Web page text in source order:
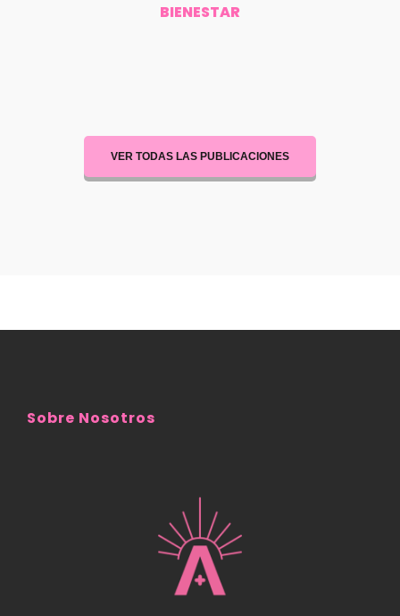
BIENESTAR
VER TODAS LAS PUBLICACIONES
Sobre Nosotros